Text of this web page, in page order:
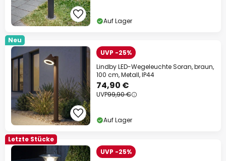
Auf Lager
Neu
UVP -25%
Lindby LED-Wegeleuchte Soran, braun,
100 cm, Metall, IP44
74,90 €
UVP99,90 €
Auf Lager
Letzte Stücke
UVP -25%